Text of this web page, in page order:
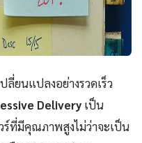
ยนแปลงอย่างรวดเร็ว
Delivery เป็น
ที่มีคุณภาพสูงไม่ว่าจะเป็น